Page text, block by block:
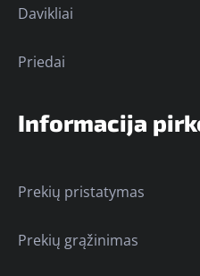
Davikliai
Priedai
Informacija
Prekių pristatymas
Prekių grąžinimas